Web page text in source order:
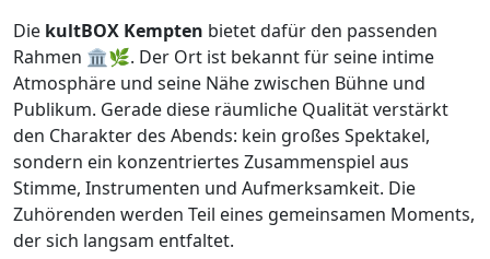
Die kultBOX Kempten bietet dafür den passenden
Rahmen 🏛️🌿. Der Ort ist bekannt für seine intime
Atmosphäre und seine Nähe zwischen Bühne und
Publikum. Gerade diese räumliche Qualität verstärkt
den Charakter des Abends: kein großes Spektakel,
sondern ein konzentriertes Zusammenspiel aus
Stimme, Instrumenten und Aufmerksamkeit. Die
Zuhörenden werden Teil eines gemeinsamen Moments,
der sich langsam entfaltet.